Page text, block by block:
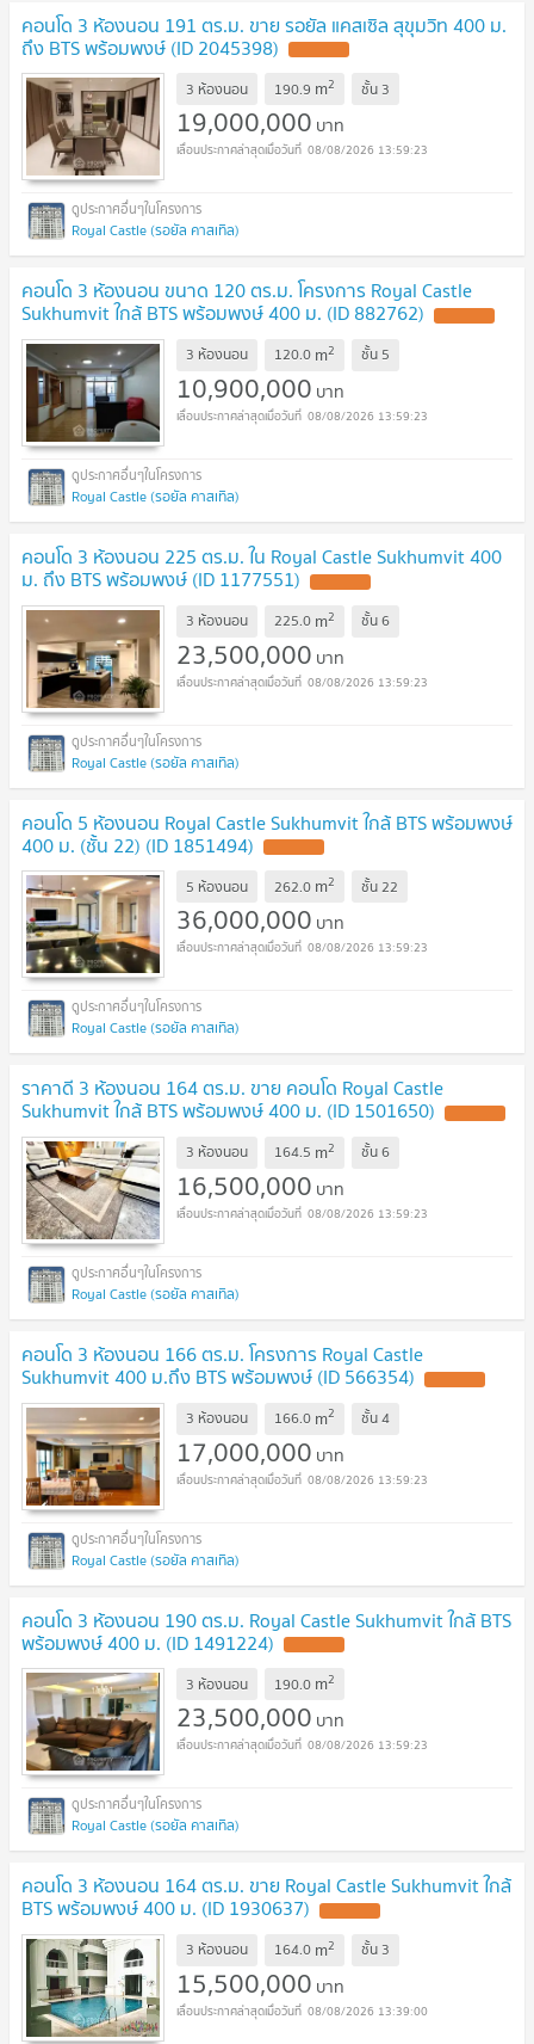
คอนโด 3 ห้องนอน 191 ตร.ม. ขาย รอยัล แคสเซิล สุขุมวิท 400 ม.
ถึง BTS พร้อมพงษ์ (ID 2045398)
3 ห้องนอน 190.9 m2 ชั้น 3
19,000,000 บาท
08/08/2026 13:59:23
Royal Castle (รอยัล คาสเทิล)
คอนโด 3 ห้องนอน ขนาด 120 ตร.ม. โครงการ Royal Castle
Sukhumvit ใกล้ BTS พร้อมพงษ์ 400 ม. (ID 882762)
3 ห้องนอน 120.0 m2 ชั้น 5
10,900,000 บาท
08/08/2026 13:59:23
Royal Castle (รอยัล คาสเทิล)
คอนโด 3 ห้องนอน 225 ตร.ม. ใน Royal Castle Sukhumvit 400
ม. ถึง BTS พร้อมพงษ์ (ID 1177551)
3 ห้องนอน 225.0 m2 ชั้น6
23,500,000 บาท
08/08/2026 13:59:23
Royal Castle (รอยัล คาสเทิล)
คอนโด 5 ห้องนอน Royal Castle Sukhumvit ใกล้ BTS พร้อมพงษ์
400 ม. (ชั้น 22) (ID 1851494)
5 ห้องนอน 262.0 m2 ชั้น22
36,000,000 บาท
08/08/2026 13:59:23
Royal Castle (รอยัล คาสเทิล)
ราคาดี 3 ห้องนอน 164 ตร.ม. ขาย คอนโด Royal Castle
Sukhumvit ใกล้ BTS พร้อมพงษ์ 400 ม. (ID 1501650)
3 ห้องนอน 164.5 m2 ชั้น6
16,500,000 บาท
08/08/2026 13:59:23
Royal Castle (รอยัล คาสเทิล)
คอนโด 3 ห้องนอน 166 ตร.ม. โครงการ Royal Castle
Sukhumvit 400 ม.ถึง BTS พร้อมพงษ์ (ID 566354)
3 ห้องนอน 166.0 m2 ชั้น4
17,000,000 บาท
08/08/2026 13:59:23
Royal Castle (รอยัล คาสเทิล)
คอนโด 3 ห้องนอน 190 ตร.ม. Royal Castle Sukhumvit ใกล้ BTS
พร้อมพงษ์ 400 ม. (ID 1491224)
3 ห้องนอน 190.0 m2
23,500,000 บาท
08/08/2026 13:59:23
Royal Castle (รอยัล คาสเทิล)
คอนโด 3 ห้องนอน 164 ตร.ม. ขาย Royal Castle Sukhumvit ใกล้
BTS พร้อมพงษ์ 400 ม. (ID 1930637)
3 ห้องนอน 164.0 m2 ชั้น 3
15,500,000 บาท
08/08/2026 13:39:00